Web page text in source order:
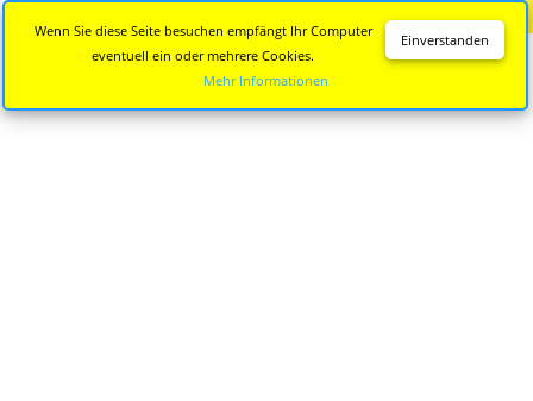
Einverstanden
Wenn Sie diese Seite besuchen empfängt Ihr Computer
eventuell ein oder mehrere Cookies.
Mehr Informationen